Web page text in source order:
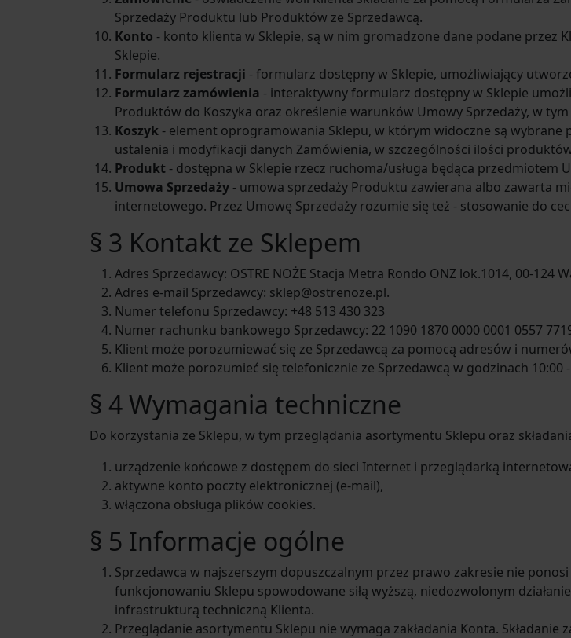
Sprzedaży Produktu lub Produktów ze Sprzedawcą.
Konto - konto klienta w Sklepie, są w nim gromadzone dane podane przez
Sklepie.
Formularz rejestracji - formularz dostępny w Sklepie, umożliwiający
Formularz zamówienia - interaktywny formularz dostępny w Sklepie
Produktów do Koszyka oraz określenie warunków Umowy Sprzedaży, w
Koszyk - element oprogramowania Sklepu, w którym widoczne są
ustalenia i modyfikacji danych Zamówienia, w szczególności ilości
Produkt - dostępna w Sklepie rzecz ruchoma/usługa będąca przedmiotem
Umowa Sprzedaży - umowa sprzedaży Produktu zawierana albo zawarta
internetowego. Przez Umowę Sprzedaży rozumie się też - stosowanie do
§ 3 Kontakt ze Sklepem
Adres Sprzedawcy: OSTRE NOŻE Stacja Metra Rondo ONZ lok.1014, 00-124
Adres e-mail Sprzedawcy: sklep@ostrenoze.pl.
Numer telefonu Sprzedawcy: +48 513 430 323
Numer rachunku bankowego Sprzedawcy: 22 1090 1870 0000 0001 0557
Klient może porozumiewać się ze Sprzedawcą za pomocą adresów i
Klient może porozumieć się telefonicznie ze Sprzedawcą w godzinach 10:00 -
§ 4 Wymagania techniczne
Do korzystania ze Sklepu, w tym przeglądania asortymentu Sklepu oraz
urządzenie końcowe z dostępem do sieci Internet i przeglądarką
aktywne konto poczty elektronicznej (e-mail),
włączona obsługa plików cookies.
§ 5 Informacje ogólne
Sprzedawca w najszerszym dopuszczalnym przez prawo zakresie nie
funkcjonowaniu Sklepu spowodowane siłą wyższą, niedozwolonym
infrastrukturą techniczną Klienta.
Przeglądanie asortymentu Sklepu nie wymaga zakładania Konta.